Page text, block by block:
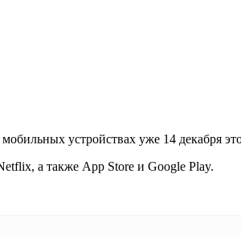
устройствах уже 14 декабря
а также App Store и Google Play.